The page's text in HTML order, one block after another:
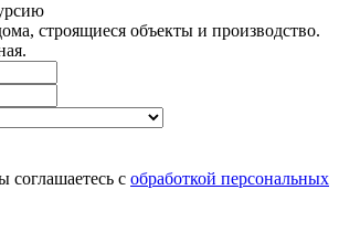
строящиеся объекты и производство.
с обработкой персональных